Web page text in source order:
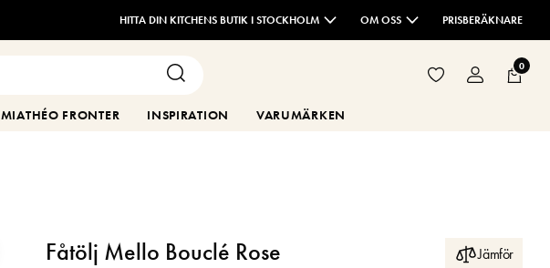
HITTA DIN KITCHENS BUTIK I STOCKHOLM OM OSS PRISBERÄKNARE
0
MIATHÉO FRONTER INSPIRATION VARUMÄRKEN
Fåtölj Mello Bouclé Rose Jämför